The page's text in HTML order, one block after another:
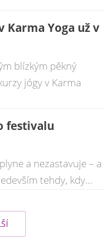
Yoga už v
blízkým pěkný
jógy v Karma
festivalu
a nezastavuje – a
tehdy, kdy...